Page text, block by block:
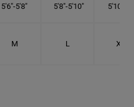
5'6"-5'8" 5'8"-5'10" 5'10"- 6'
M L XL